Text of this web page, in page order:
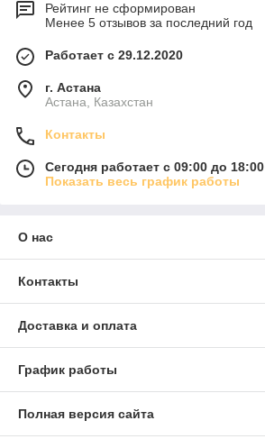
Рейтинг не сформирован
Менее 5 отзывов за последний год
Работает с 29.12.2020
г. Астана
Астана, Казахстан
Контакты
Сегодня работает с 09:00 до 18:00
Показать весь график работы
О нас
Контакты
Доставка и оплата
График работы
Полная версия сайта